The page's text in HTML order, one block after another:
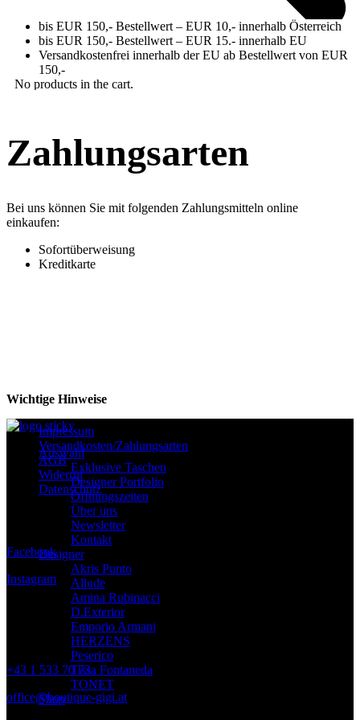
No products in the cart.
Auswahl
Exklusive Taschen
Designer Portfolio
Öffnungszeiten
Über uns
Newsletter
Kontakt
Designer
Akris Punto
Allude
Amina Rubinacci
D.Exterior
Emporio Armani
HERZENS
Peserico
Tissa Fontaneda
TONET
Shop
bis EUR 150,- Bestellwert – EUR 10,- innerhalb Österreich
bis EUR 150,- Bestellwert – EUR 15.- innerhalb EU
Versandkostenfrei innerhalb der EU ab Bestellwert von EUR
150,-
Zahlungsarten
Bei uns können Sie mit folgenden Zahlungsmitteln online
einkaufen:
Sofortüberweisung
Kreditkarte
Wichtige Hinweise
Impressum
Versandkosten/Zahlungsarten
AGB
Widerruf
Datenschutz
Facebook
Instagram
+43 1 533 70 73
office@boutique-gigi.at